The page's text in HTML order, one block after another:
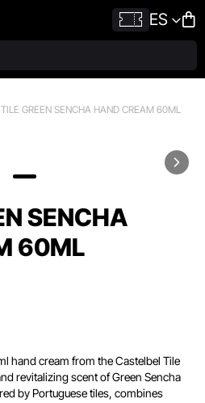
ES
GREEN SENCHA HAND CREAM 60ML
SENCHA
60ML
hand cream from the Castelbel Tile
revitalizing scent of Green Sencha
by Portuguese tiles, combines